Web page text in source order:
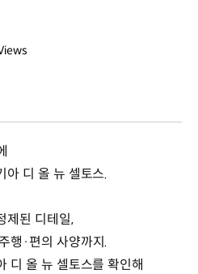
아 디 올 뉴 셀토스.
제된 디테일,
행·편의 사양까지.
디 올 뉴 셀토스를 확인해